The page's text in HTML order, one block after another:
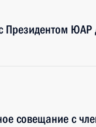
Президентом
совещание с